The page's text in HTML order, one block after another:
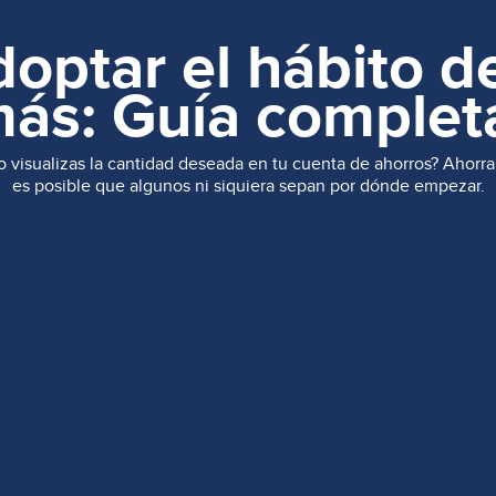
el hábito
Guía
visualizas la cantidad deseada en tu cuenta de ahorros?
es posible que algunos ni siquiera sepan por dónde empezar.